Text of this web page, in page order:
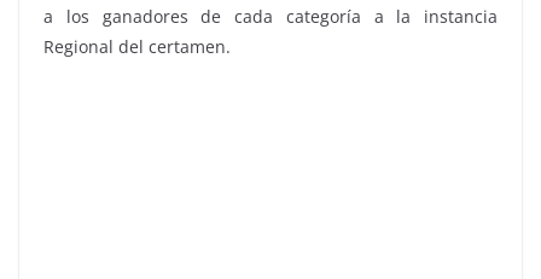
a los ganadores de cada categoría a la instancia
Regional del certamen.